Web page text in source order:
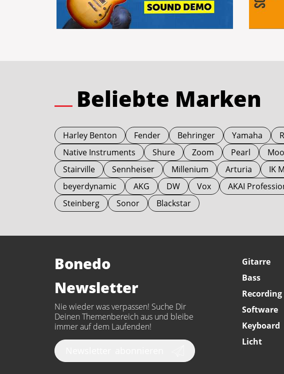
Beliebte Marken
Harley Benton Fender Behringer Yamaha
Native Instruments
Shure Zoom Pearl
Stairville
Sennheiser Millenium Arturia IK
beyerdynamic
AKG DW Vox AKAI
Steinberg
Sonor Blackstar
Bonedo
Newsletter
Nie wieder was verpassen! Suche Dir
Deinen Themenbereich aus und bleibe
immer auf dem Laufenden!
Gitarre
Bass
Recording
Software
Keyboard
Licht